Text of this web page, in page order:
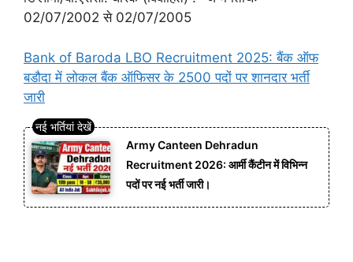
02/07/2002 से 02/07/2005
Bank of Baroda LBO Recruitment 2025: बैंक ऑफ
बडौदा में लोकल बैंक ऑफिसर के 2500 पदों पर शानदार भर्ती
जारी
Army Canteen Dehradun
Recruitment 2026: आर्मी कैंटीन में विभिन्न
पदों पर नई भर्ती जारी।